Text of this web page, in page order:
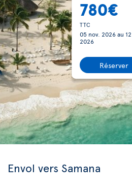
780€
TTC
05 nov. 2026au
2026
Réserver
Envol vers Samana